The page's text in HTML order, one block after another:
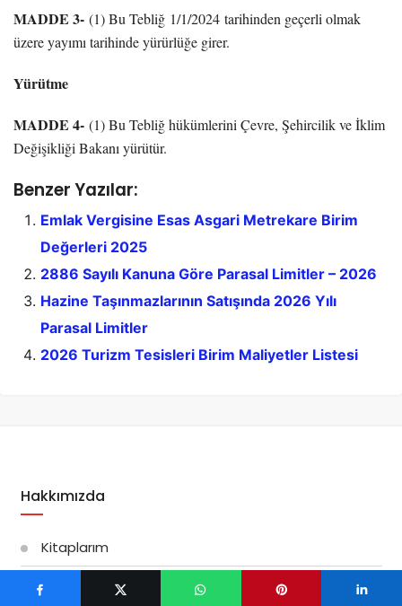
MADDE 3- (1) Bu Tebliğ 1/1/2024 tarihinden geçerli olmak
üzere yayımı tarihinde yürürlüğe girer.
Yürütme
MADDE 4- (1) Bu Tebliğ hükümlerini Çevre, Şehircilik ve İklim
Değişikliği Bakanı yürütür.
Benzer Yazılar:
Emlak Vergisine Esas Asgari Metrekare Birim
Değerleri 2025
2886 Sayılı Kanuna Göre Parasal Limitler – 2026
Hazine Taşınmazlarının Satışında 2026 Yılı
Parasal Limitler
2026 Turizm Tesisleri Birim Maliyetler Listesi
Hakkımızda
Kitaplarım
Suat ŞİMŞEK